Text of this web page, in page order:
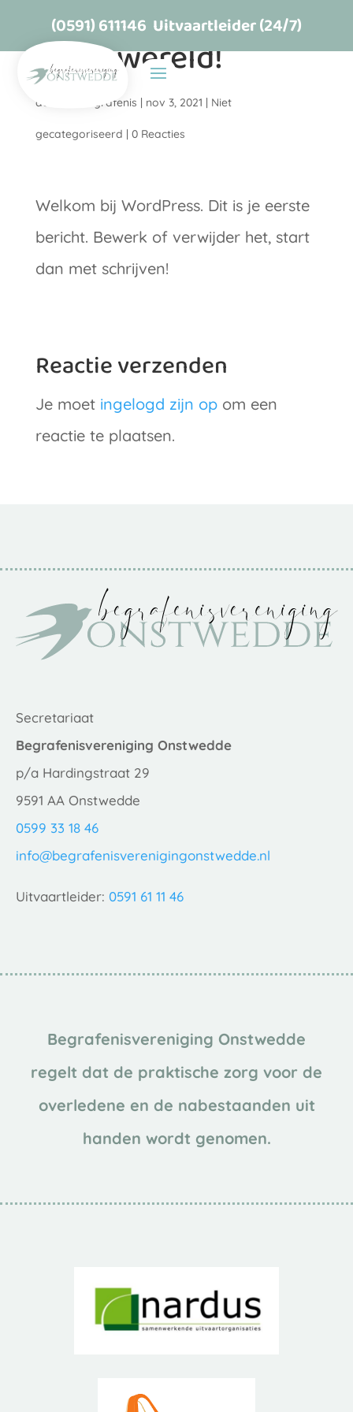
(0591) 611146 Uitvaartleider (24/7)
Hallo wereld!
door M4Begrafenis | nov 3, 2021 | Niet
gecategoriseerd | 0 Reacties
Welkom bij WordPress. Dit is je eerste
bericht. Bewerk of verwijder het, start
dan met schrijven!
Reactie verzenden
Je moet ingelogd zijn opom een
reactie te plaatsen.
Secretariaat
Begrafenisvereniging Onstwedde
p/a Hardingstraat 29
9591 AA Onstwedde
0599 33 18 46
info@begrafenisverenigingonstwedde.nl
Uitvaartleider: 0591 61 11 46
Begrafenisvereniging Onstwedde
regelt dat de praktische zorg voor de
overledene en de nabestaanden uit
handen wordt genomen.